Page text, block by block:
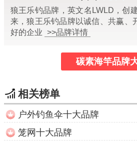
狼王乐钓品牌，英文名LWLD，创
来，狼王乐钓品牌以诚信、共赢、
好的企业 >>品牌详情
碳素海竿品牌
相关榜单
户外钓鱼伞十大品牌
笼网十大品牌